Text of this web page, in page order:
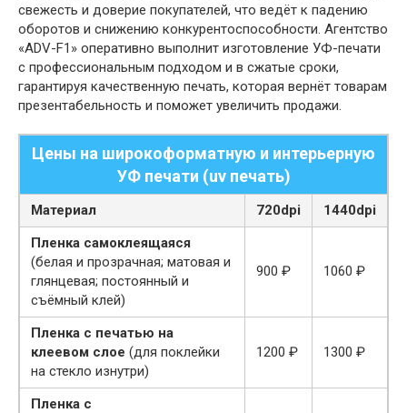
свежесть и доверие покупателей, что ведёт к падению
оборотов и снижению конкурентоспособности. Агентство
«ADV-F1» оперативно выполнит изготовление УФ-печати
с профессиональным подходом и в сжатые сроки,
гарантируя качественную печать, которая вернёт товарам
презентабельность и поможет увеличить продажи.
Цены на широкоформатную и интерьерную
УФ печати (uv печать)
Материал 720dpi
1440dpi
Пленка самоклеящаяся
(белая и прозрачная; матовая и
глянцевая; постоянный и
съёмный клей)
900 ₽ 1060 ₽
Пленка с печатью на
клеевом слое (для поклейки
на стекло изнутри)
1200 ₽ 1300 ₽
Пленка с